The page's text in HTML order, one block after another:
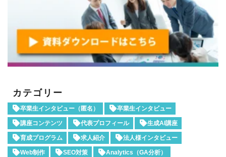
カテゴリー
卒業生インタビュー（匿名） 卒業生インタビュー
講座コンテンツ 代表プロフィール 生成AI講座
育成プログラム 求人紹介 法人様インタビュー
Web制作 SEO対策 Analytics（GA分析）